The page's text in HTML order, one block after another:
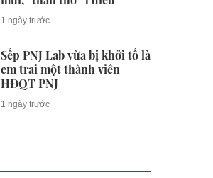
1 ngày trước
Sếp PNJ Lab vừa bị khởi tố là
em trai một thành viên
HĐQT PNJ
1 ngày trước